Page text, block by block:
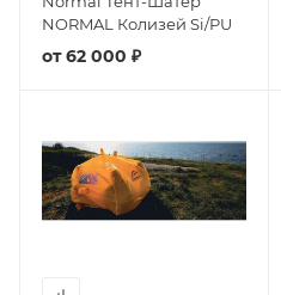
NORMAL Колизей Si/PU
от62 000 ₽